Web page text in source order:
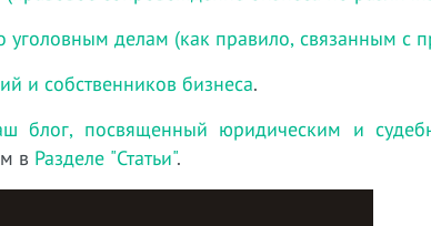
делам (как правило, связанным с
и собственников бизнеса.
блог, посвященный юридическим и
в Разделе "Статьи".